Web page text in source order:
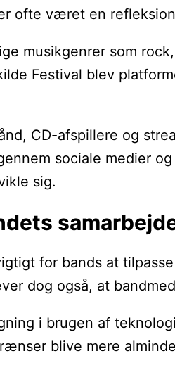
ofte været en
musikgenrer som
Festival blev
CD-afspillere og
sociale medier
sig.
for bands at
dog også, at
i brugen af
blive mere